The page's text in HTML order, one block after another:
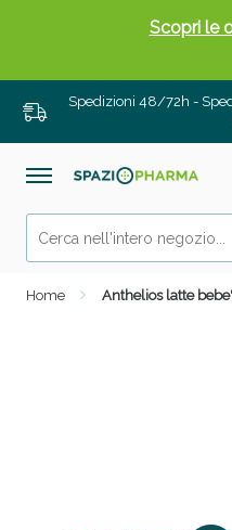
Spedizioni 48/72h -
Home Anthelios latte
Scopri le